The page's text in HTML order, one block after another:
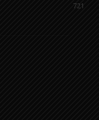
721